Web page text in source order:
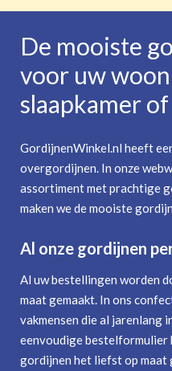
De mooiste
voor uw
slaapkamer
GordijnenWinkel.nl heeft
overgordijnen. In onze
assortiment met prachtige
maken we de mooiste
Al onze gordijnen
Al uw bestellingen worden
maat gemaakt. In ons
vakmensen die al jarenlang
eenvoudige bestelformulier
gordijnen het liefst op maat